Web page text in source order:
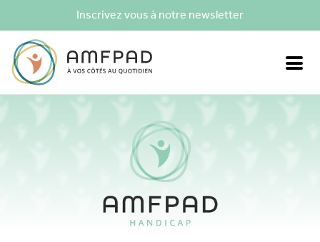
Inscrivez vous à notre newsletter